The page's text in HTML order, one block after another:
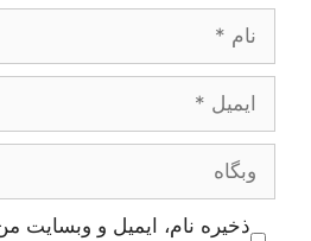
وبگاه
ذخیره نام، ایمیل و وبسایت